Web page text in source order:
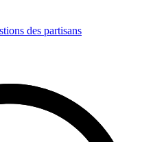
des partisans